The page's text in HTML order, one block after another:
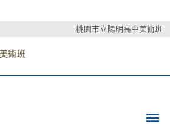
桃園市立陽明高中美術班